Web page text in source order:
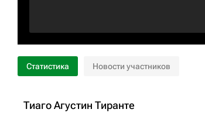
Статистика Новости участников
Тиаго Агустин Тиранте